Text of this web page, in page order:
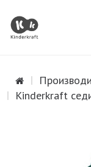
Производи
Kinderkraft